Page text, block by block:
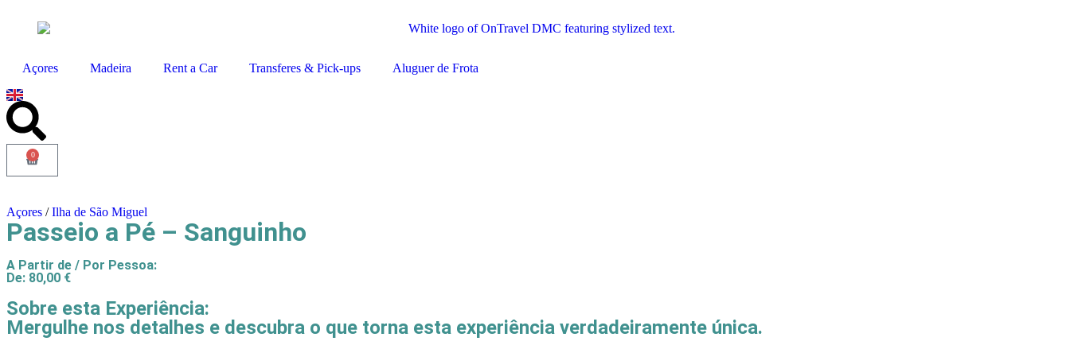
Açores Madeira Rent a Car Transferes & Pick-ups Aluguer de Frota
0
Açores /Ilha de São Miguel
Passeio a Pé – Sanguinho
A Partir de / Por Pessoa:
De: 80,00 €
Sobre esta Experiência:
Mergulhe nos detalhes e descubra o que torna esta experiência verdadeiramente única.